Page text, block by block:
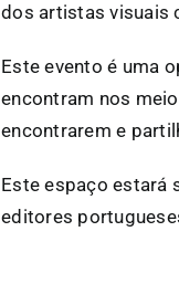
dos artistas visuais
Este evento é uma
encontram nos
encontrarem e
Este espaço estará
editores